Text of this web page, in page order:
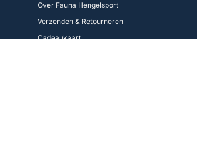
Over Fauna Hengelsport
Verzenden & Retourneren
Cadeaukaart